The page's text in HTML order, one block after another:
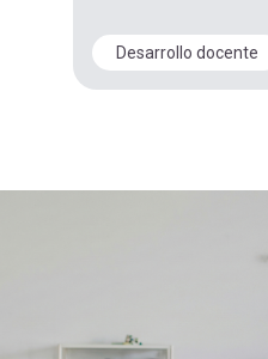
Desarrollo docente